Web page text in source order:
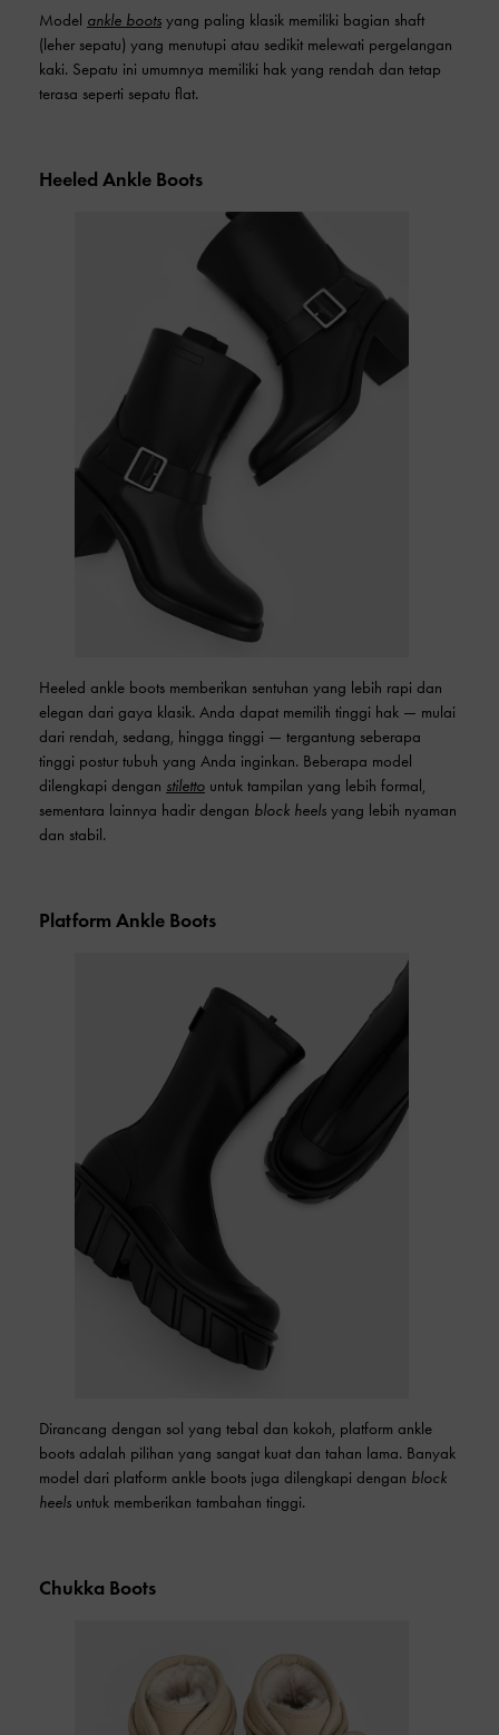
Model ankle boots yang paling klasik memiliki bagian shaft
(leher sepatu) yang menutupi atau sedikit melewati pergelangan
kaki. Sepatu ini umumnya memiliki hak yang rendah dan tetap
terasa seperti sepatu flat.
Heeled Ankle Boots
Heeled ankle boots memberikan sentuhan yang lebih rapi dan
elegan dari gaya klasik. Anda dapat memilih tinggi hak — mulai
dari rendah, sedang, hingga tinggi — tergantung seberapa
tinggi postur tubuh yang Anda inginkan. Beberapa model
dilengkapi dengan stiletto untuk tampilan yang lebih formal,
sementara lainnya hadir dengan block heels yang lebih nyaman
dan stabil.
Platform Ankle Boots
Dirancang dengan sol yang tebal dan kokoh, platform ankle
boots adalah pilihan yang sangat kuat dan tahan lama. Banyak
model dari platform ankle boots juga dilengkapi dengan block
heels untuk memberikan tambahan tinggi.
Chukka Boots